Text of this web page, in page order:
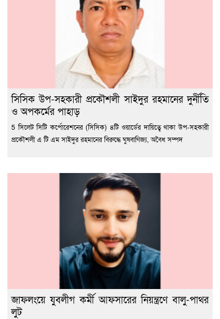
সিসিক উপ-সহকারী প্রকৌশলী সাইদুর রহমানের দুর্নীতি
ও অপকর্মের পাহাড়
5 সিলেট সিটি কর্পোরেশনের (সিসিক) ৪টি ওয়ার্ডের দায়িত্বে থাকা উপ-সহকারী
প্রকৌশলী এ টি এম সাইদুর রহমানের বিরুদ্ধে ঘুষবাণিজ্য, অবৈধ সম্পদ
জাফলংয়ে যুবলীগ কর্মী আফসারের নিয়ন্ত্রণে বালু-পাথর
লুট